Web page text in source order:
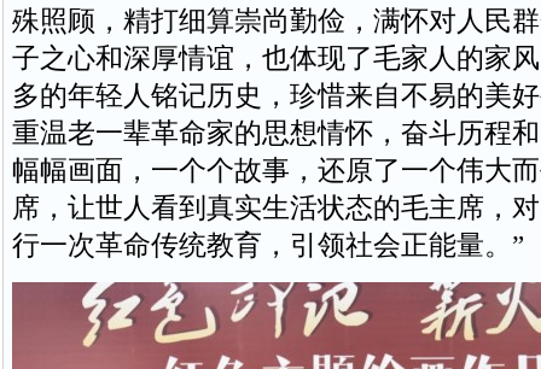
殊照顾，精打细算崇尚勤俭，满怀对人民
子之心和深厚情谊，也体现了毛家人的家
多的年轻人铭记历史，珍惜来自不易的美
重温老一辈革命家的思想情怀，奋斗历程
幅幅画面，一个个故事，还原了一个伟大
席，让世人看到真实生活状态的毛主席，
行一次革命传统教育，引领社会正能量。”